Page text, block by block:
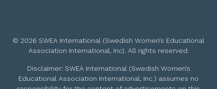
© 2026 SWEA International (Swedish Women’s Educational
Association International, Inc). All rights reserved.
Disclaimer: SWEA International (Swedish Women’s
Educational Association International, Inc.) assumes no